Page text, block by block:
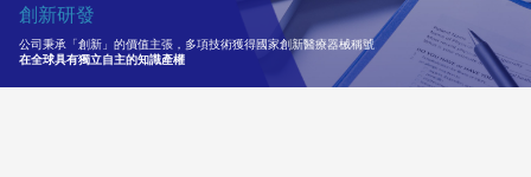
創新研發
公司秉承「創新」的價值主張，多項技術獲得國家創新醫療器械稱號
在全球具有獨立自主的知識產權